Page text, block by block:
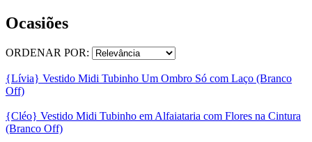
Ocasiões
ORDENAR POR:
{Lívia} Vestido Midi Tubinho Um Ombro Só com Laço (Branco
Off)
{Cléo} Vestido Midi Tubinho em Alfaiataria com Flores na Cintura
(Branco Off)